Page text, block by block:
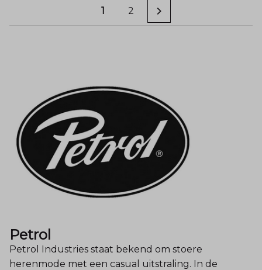
1 2
Petrol
Petrol Industries staat bekend om stoere
herenmode met een casual uitstraling. In de